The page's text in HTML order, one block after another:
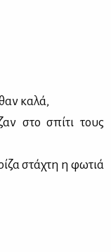
κα­λά,
στο σπί­τι τους
στά­χτη η φω­τιά